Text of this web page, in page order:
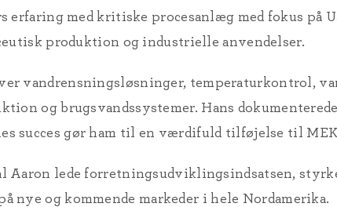
erfaring med kritiske procesanlæg med fokus på
produktion og industrielle anvendelser.
vandrensningsløsninger, temperaturkontrol,
og brugsvandssystemer. Hans
succes gør ham til en værdifuld tilføjelse til
Aaron lede forretningsudviklingsindsatsen,
nye og kommende markeder i hele Nordamerika.